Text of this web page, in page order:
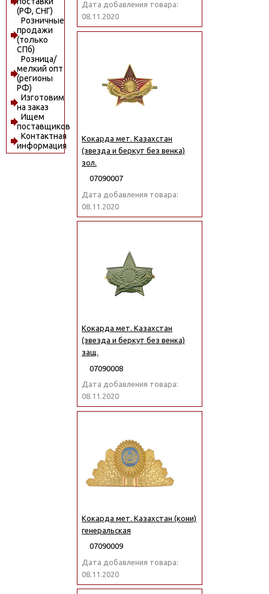
(РФ, СНГ)
Розничные
продажи
(только
СПб)
Розница/
мелкий опт
(регионы
РФ)
Изготовим
на заказ
Ищем
поставщиков
Контактная
информация
Дата добавления товара:
08.11.2020
Кокарда мет. Казахстан
(звезда и беркут без венка)
зол.
07090007
Дата добавления товара:
08.11.2020
Кокарда мет. Казахстан
(звезда и беркут без венка)
защ.
07090008
Дата добавления товара:
08.11.2020
Кокарда мет. Казахстан (кони)
генеральская
07090009
Дата добавления товара:
08.11.2020